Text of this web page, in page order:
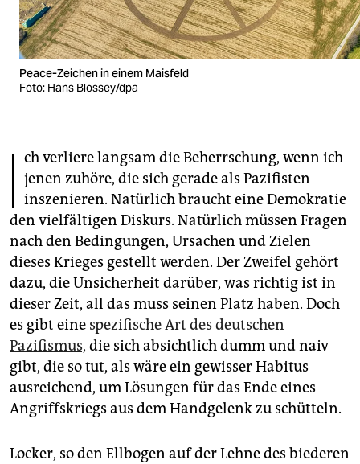
verlag
veranstaltungen
shop
unterstützen
abo
genossenschaft
epaper login
Peace-Zeichen in einem Maisfeld
Foto: Hans Blossey/dpa
I ch verliere langsam die Beherrschung, wenn ich
jenen zuhöre, die sich gerade als Pazifisten
inszenieren. Natürlich braucht eine Demokratie
den vielfältigen Diskurs. Natürlich müssen Fragen
nach den Bedingungen, Ursachen und Zielen
dieses Krieges gestellt werden. Der Zweifel gehört
dazu, die Unsicherheit darüber, was richtig ist in
dieser Zeit, all das muss seinen Platz haben. Doch
es gibt eine spezifische Art des deutschen
Pazifismus, die sich absichtlich dumm und naiv
gibt, die so tut, als wäre ein gewisser Habitus
ausreichend, um Lösungen für das Ende eines
Angriffskriegs aus dem Handgelenk zu schütteln.
Locker, so den Ellbogen auf der Lehne des biederen